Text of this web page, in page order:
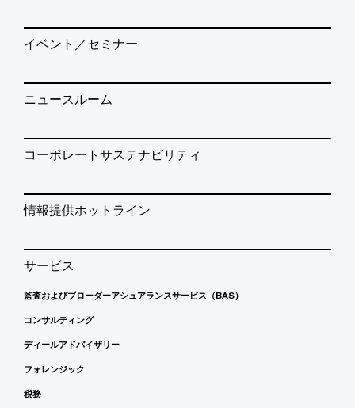
イベント／セミナー
ニュースルーム
コーポレートサステナビリティ
情報提供ホットライン
サービス
監査およびブローダーアシュアランスサービス（BAS）
コンサルティング
ディールアドバイザリー
フォレンジック
税務